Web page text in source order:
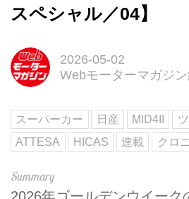
スペシャル／04】
2026-05-02
Webモーターマガジ
スーパーカー 日産 MID4II
ATTESA
HICAS 連載 クロ